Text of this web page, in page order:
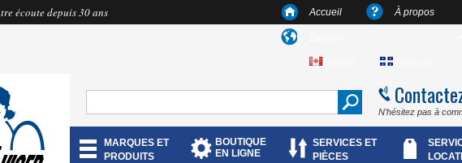
écoute depuis 30 ans Accueil À propos
N’hésitez pas à
MARQUES ET
PRODUITS
BOUTIQUE
EN LIGNE
SERVICES ET
PIÈCES